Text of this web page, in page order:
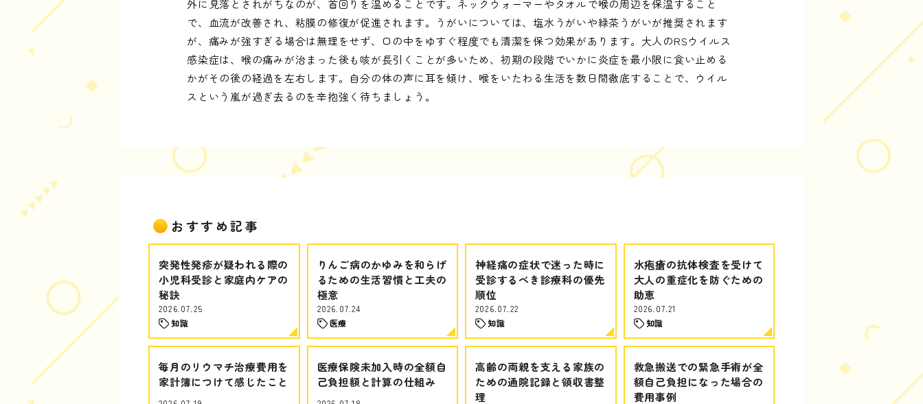
外に見落とされがちなのが、首回りを温めることです。ネックウォーマーやタオルで喉の周辺を保温すること
で、血流が改善され、粘膜の修復が促進されます。うがいについては、塩水うがいや緑茶うがいが推奨されます
が、痛みが強すぎる場合は無理をせず、口の中をゆすぐ程度でも清潔を保つ効果があります。大人のRSウイルス
感染症は、喉の痛みが治まった後も咳が長引くことが多いため、初期の段階でいかに炎症を最小限に食い止める
かがその後の経過を左右します。自分の体の声に耳を傾け、喉をいたわる生活を数日間徹底することで、ウイル
スという嵐が過ぎ去るのを辛抱強く待ちましょう。
おすすめ記事
突発性発疹が疑われる際の
小児科受診と家庭内ケアの
秘訣
2026.07.25
知識
りんご病のかゆみを和らげ
るための生活習慣と工夫の
極意
2026.07.24
医療
神経痛の症状で迷った時に
受診するべき診療科の優先
順位
2026.07.22
知識
水疱瘡の抗体検査を受けて
大人の重症化を防ぐための
助恵
2026.07.21
知識
毎月のリウマチ治療費用を
家計簿につけて感じたこと
医療保険未加入時の全額自
己負担額と計算の仕組み
高齢の両親を支える家族の
ための通院記録と領収書整
理
救急搬送での緊急手術が全
額自己負担になった場合の
費用事例